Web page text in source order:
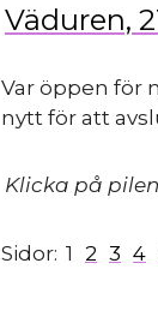
Väduren,
Var öppen för
nytt för att
Klicka på
Sidor: 1 2 3 4